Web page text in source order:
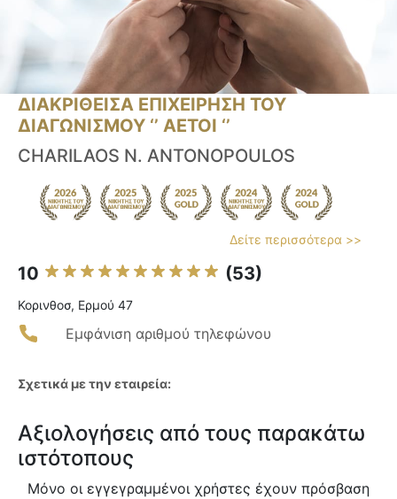
ΔΙΑΚΡΙΘΕΙΣΑ ΕΠΙΧΕΙΡΗΣΗ ΤΟΥ
ΔΙΑΓΩΝΙΣΜΟΥ ‘’ ΑΕΤΟΙ ‘’
CHARILAOS N. ANTONOPOULOS
Δείτε περισσότερα >>
10 (53)
Κορινθοσ, Ερμού 47
Εμφάνιση αριθμού τηλεφώνου
Σχετικά με την εταιρεία:
Αξιολογήσεις από τους παρακάτω
ιστότοπους
Μόνο οι εγγεγραμμένοι χρήστες έχουν πρόσβαση